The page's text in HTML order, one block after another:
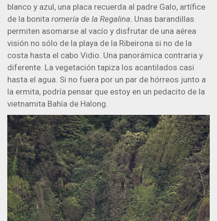
blanco y azul, una placa recuerda al padre Galo, artífice
de la bonita romería de la Regalina . Unas barandillas
permiten asomarse al vacío y disfrutar de una aérea
visión no sólo de la playa de la Ribeirona si no de la
costa hasta el cabo Vidio. Una panorámica contraria y
diferente. La vegetación tapiza los acantilados casi
hasta el agua. Si no fuera por un par de hórreos junto a
la ermita, podría pensar que estoy en un pedacito de la
vietnamita Bahía de Halong.